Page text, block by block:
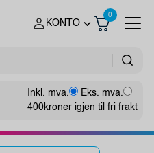
KONTO
0
Inkl. mva.
Eks. mva.
400kroner igjen til fri frakt